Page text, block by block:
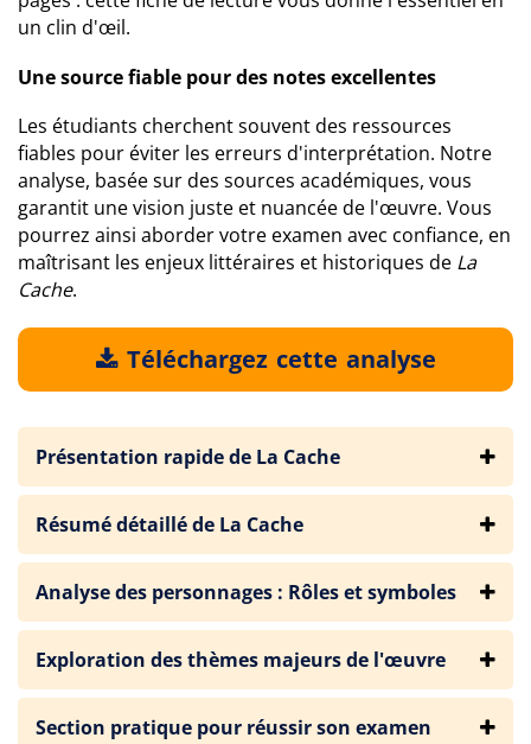
un clin d'œil.
Une source fiable pour des notes excellentes
Les étudiants cherchent souvent des ressources
fiables pour éviter les erreurs d'interprétation. Notre
analyse, basée sur des sources académiques, vous
garantit une vision juste et nuancée de l'œuvre. Vous
pourrez ainsi aborder votre examen avec confiance, en
maîtrisant les enjeux littéraires et historiques de La
Cache.
Téléchargez cette analyse
Présentation rapide de La Cache
Résumé détaillé de La Cache
Analyse des personnages : Rôles et symboles
Exploration des thèmes majeurs de l'œuvre
Section pratique pour réussir son examen